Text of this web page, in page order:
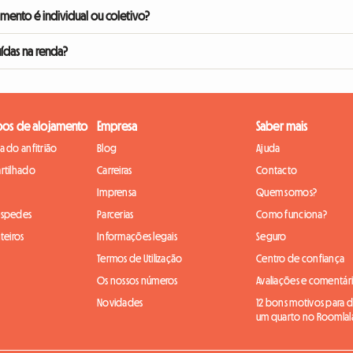
é individual ou coletivo?
na renda?
de alojamento
do anfitrião
Empresa
Blog
Carreiras
Imprensa
Parcerias
Informações legais
Termos de Utilização
Os nossos números
Novidades
Saber mais
Ajuda
Contacto
Quem somos?
Como funciona?
Seguro
Centro de confiança
Avaliações e
12 bons motivos para
um quarto no